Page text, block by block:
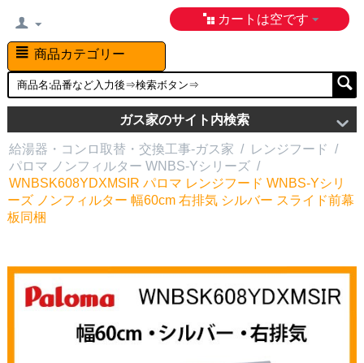
カートは空です
商品カテゴリー
ガス家のサイト内検索
給湯器・コンロ取替・交換工事-ガス家 / レンジフード /
パロマ ノンフィルター WNBS-Yシリーズ /
WNBSK608YDXMSIR パロマ レンジフード WNBS-Yシリ
ーズ ノンフィルター 幅60cm 右排気 シルバー スライド前幕
板同梱